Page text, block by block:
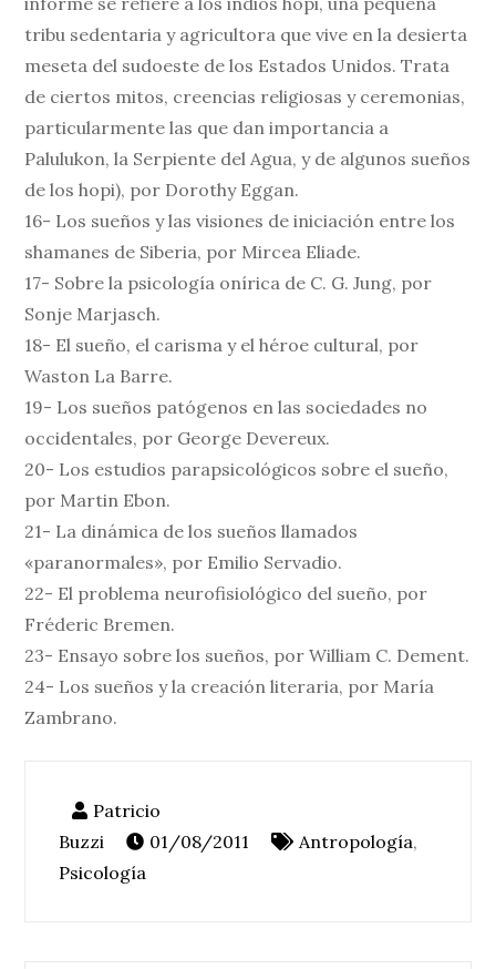
tribu sedentaria y agricultora que vive en la desierta
meseta del sudoeste de los Estados Unidos. Trata
de ciertos mitos, creencias religiosas y ceremonias,
particularmente las que dan importancia a
Palulukon, la Serpiente del Agua, y de algunos sueños
de los hopi), por Dorothy Eggan.
16- Los sueños y las visiones de iniciación entre los
shamanes de Siberia, por Mircea Eliade.
17- Sobre la psicología onírica de C. G. Jung, por
Sonje Marjasch.
18- El sueño, el carisma y el héroe cultural, por
Waston La Barre.
19- Los sueños patógenos en las sociedades no
occidentales, por George Devereux.
20- Los estudios parapsicológicos sobre el sueño,
por Martin Ebon.
21- La dinámica de los sueños llamados
«paranormales», por Emilio Servadio.
22- El problema neurofisiológico del sueño, por
Fréderic Bremen.
23- Ensayo sobre los sueños, por William C. Dement.
24- Los sueños y la creación literaria, por María
Zambrano.
01/08/2011 Antropología,
Psicología